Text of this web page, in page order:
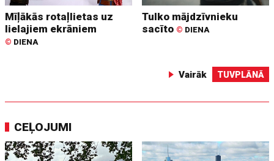
Mīļākās rotaļlietas uz
lielajiem ekrāniem
© DIENA
Tulko mājdzīvnieku
sacīto © DIENA
Vairāk TUVPLĀNĀ
CEĻOJUMI